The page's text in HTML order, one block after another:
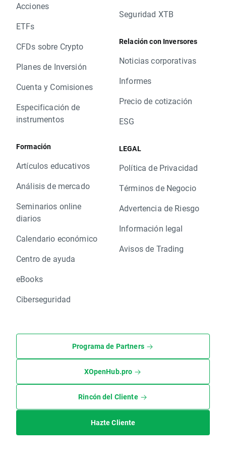
Acciones
ETFs
CFDs sobre Crypto
Planes de Inversión
Cuenta y Comisiones
Especificación de
instrumentos
Formación
Artículos educativos
Análisis de mercado
Seminarios online
diarios
Calendario económico
Centro de ayuda
eBooks
Ciberseguridad
Seguridad XTB
Relación con Inversores
Noticias corporativas
Informes
Precio de cotización
ESG
LEGAL
Política de Privacidad
Términos de Negocio
Advertencia de Riesgo
Información legal
Avisos de Trading
Programa de Partners
XOpenHub.pro
Rincón del Cliente
Hazte Cliente